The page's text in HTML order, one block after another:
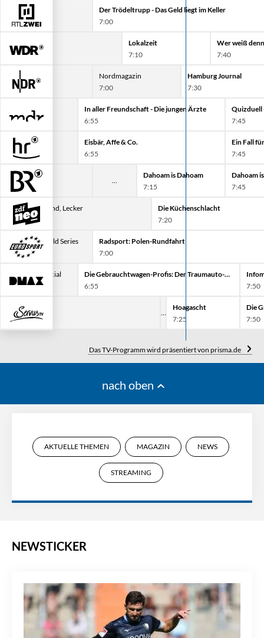
liegt im Keller
Der Trödeltrupp - Das Geld liegt im Keller
7:00
Lokalzeit
7:10
Wer weiß
7:40
Nordmagazin
7:00
Hamburg Journal
7:30
In aller Freundschaft - Die jungen Ärzte
6:55
Quizduell
7:45
Ratgeber
Eisbär, Affe & Co.
6:55
Ein Fall
7:45
Dahoam is Dahoam
7:15
Dahoam
7:45
Stadt, Land, Lecker
6:35
Die Küchenschlacht
7:20
Trail: GT World Series
6:30
Radsport: Polen-Rundfahrt
7:00
Infomercial
6:35
Die Gebrauchtwagen-Profis: Der Traumauto-Deal
6:55
7:50
Hoagascht
7:25
Die
7:50
Das TV-Programm wird präsentiert von prisma.de
nach oben
AKTUELLE THEMEN MAGAZIN NEWS
STREAMING
NEWSTICKER